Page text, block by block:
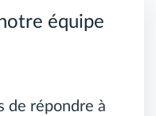
équipe
de répondre à